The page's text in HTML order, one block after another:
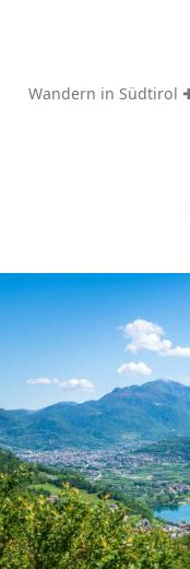
Wandern in Südtirol
e
n
U
M
N
H
A
L
T
S
P
R
I